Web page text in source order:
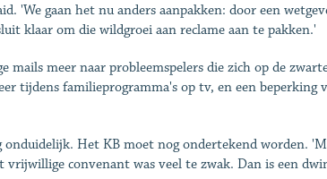
'We gaan het nu anders aanpakken: door een
klaar om die wildgroei aan reclame aan te pakken.'
mails meer naar probleem­spelers die zich op de
tijdens familieprogramma's op tv, en een beperking
onduidelijk. Het KB moet nog ondertekend worden.
convenant was veel te zwak. Dan is een